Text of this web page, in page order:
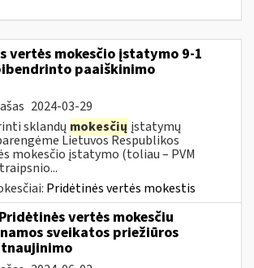
vertės mokesčio įstatymo 9-1
paaiškinimo
2024-03-29
sklandų mokesčių įstatymų
Lietuvos Respublikos
mokesčio įstatymo (toliau – PVM
Pridėtinės vertės mokestis
vertės mokesčiu
sveikatos priežiūros